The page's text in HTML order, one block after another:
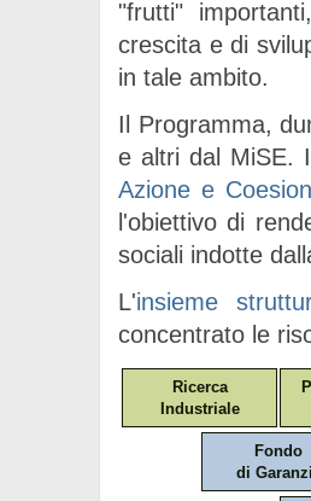
"frutti"
crescita e di
in tale ambito.
Il Programma,
e altri dal MiSE.
Azione e
l'obiettivo di
sociali indotte
L'insieme
concentrato le
Ricerca
Industriale
Fondo
di